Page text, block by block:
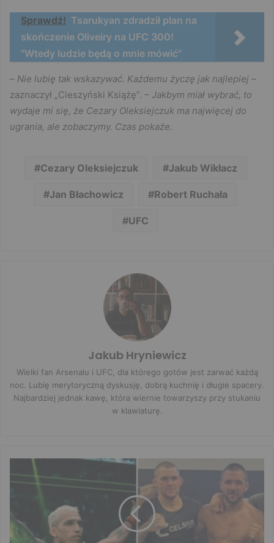
Sprawdź! Tsarukyan zdradził plan na
skończenie Oliveiry na UFC 300!
"Wtedy ludzie będą o mnie mówić"
– Nie lubię tak wskazywać. Każdemu życzę jak najlepiej –
zaznaczył „Cieszyński Książę”. – Jakbym miał wybrać, to
wydaje mi się, że Cezary Oleksiejczuk ma najwięcej do
ugrania, ale zobaczymy. Czas pokaże.
Cezary Oleksiejczuk Jakub Wikłacz
Jan Błachowicz Robert Ruchała
UFC
Jakub Hryniewicz
Wielki fan Arsenalu i UFC, dla którego gotów jest zarwać każdą
noc. Lubię merytoryczną dyskusję, dobrą kuchnię i długie spacery.
Najbardziej jednak kawę, która wiernie towarzyszy przy stukaniu
w klawiaturę.